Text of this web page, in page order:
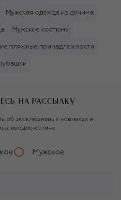
Мужская одежда из денима
Мужские костюмы
пляжные принадлежности
НА РАССЫЛКУ
об эксклюзивных новинках и
предложениях
Мужское